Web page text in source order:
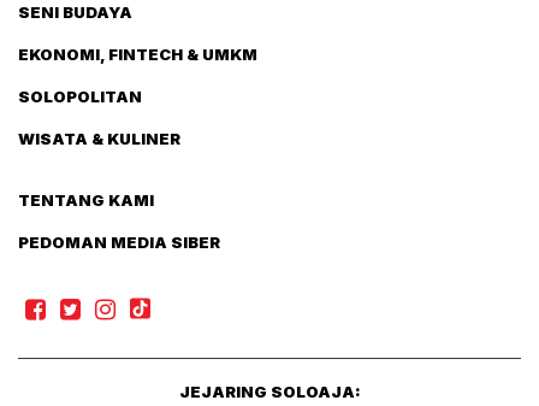
SENI BUDAYA
EKONOMI, FINTECH & UMKM
SOLOPOLITAN
WISATA & KULINER
TENTANG KAMI
PEDOMAN MEDIA SIBER
JEJARING SOLOAJA: